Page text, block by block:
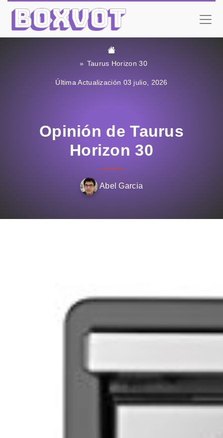
Taurus Horizon 30
Última Actualización 03 julio, 2026
Opinión de Taurus
Horizon 30
Abel Garcia